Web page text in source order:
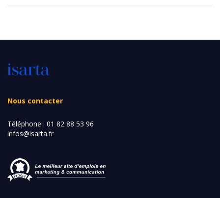
Nous contacter
Téléphone : 01 82 88 53 96
infos@isarta.fr